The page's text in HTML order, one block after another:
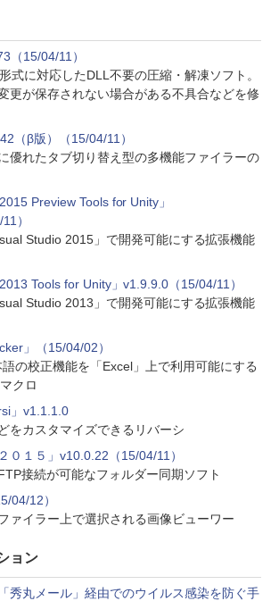
（15/04/11）
式に対応したDLL不要の圧縮・解凍ソフト。
更が保存されない場合がある不具合などを修
（β版）（15/04/11）
優れたタブ切り替え型の多機能ファイラーの
Preview Tools for Unity」
）
Studio 2015」で開発可能にする拡張機能
Tools for Unity」v1.9.9.0（15/04/11）
Studio 2013」で開発可能にする拡張機能
」（15/04/02）
語の校正機能を「Excel」上で利用可能にする
クロ
」v1.1.1.0
をカスタマイズできるリバーシ
０１５」v10.0.22（15/04/11）
接続が可能なフォルダー同期ソフト
04/12）
ァイラー上で選択される画像ビューワー
ョン
秀丸メール」経由でのウイルス感染を防ぐ手